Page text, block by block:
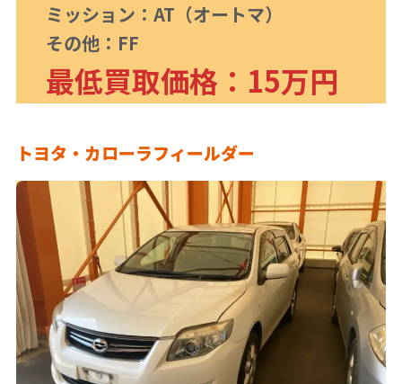
ミッション：AT（オートマ）
その他：FF
最低買取価格：15万円
トヨタ・ カローラフィールダー